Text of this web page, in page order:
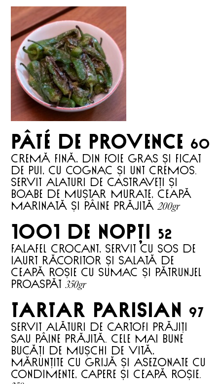
PÂTÉ DE PROVENCE 60
Cremă fină, din foie gras și ficat
de pui, cu cognac și unt cremos.
Servit alaturi de castraveți și
boabe de muștar murate, ceapă
marinată și pâine prăjită200gr
1001 DE NOPțI 52
Falafel crocant, servit cu sos de
iaurt răcoritor și salată de
ceapă roșie cu sumac și pătrunjel
proaspăt350gr
TARTAR PARISIAN 97
Servit alături de cartofi prăjiți
sau pâine prăjită. Cele mai bune
bucăți de mușchi de vită,
mărunțite cu grijă și asezonate cu
condimente, capere și ceapă roșie.